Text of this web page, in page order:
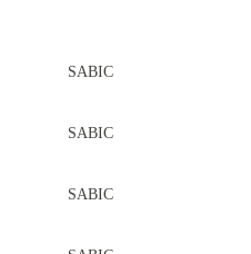
SABIC
SABIC
SABIC